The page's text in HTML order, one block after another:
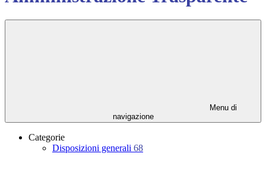
Menu di
navigazione
Categorie
Disposizioni generali 68